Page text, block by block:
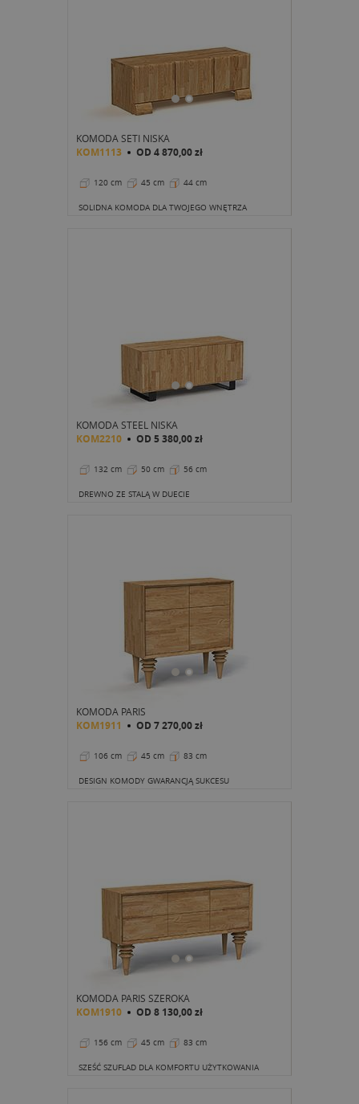
KOMODA SETI NISKA
KOM1113 OD 4 870,00 zł
120 cm 45 cm 44 cm
SOLIDNA KOMODA DLA TWOJEGO WNĘTRZA
KOMODA STEEL NISKA
KOM2210 OD 5 380,00 zł
132 cm 50 cm 56 cm
DREWNO ZE STALĄ W DUECIE
KOMODA PARIS
KOM1911 OD 7 270,00 zł
106 cm 45 cm 83 cm
DESIGN KOMODY GWARANCJĄ SUKCESU
KOMODA PARIS SZEROKA
KOM1910 OD 8 130,00 zł
156 cm 45 cm 83 cm
SZEŚĆ SZUFLAD DLA KOMFORTU UŻYTKOWANIA